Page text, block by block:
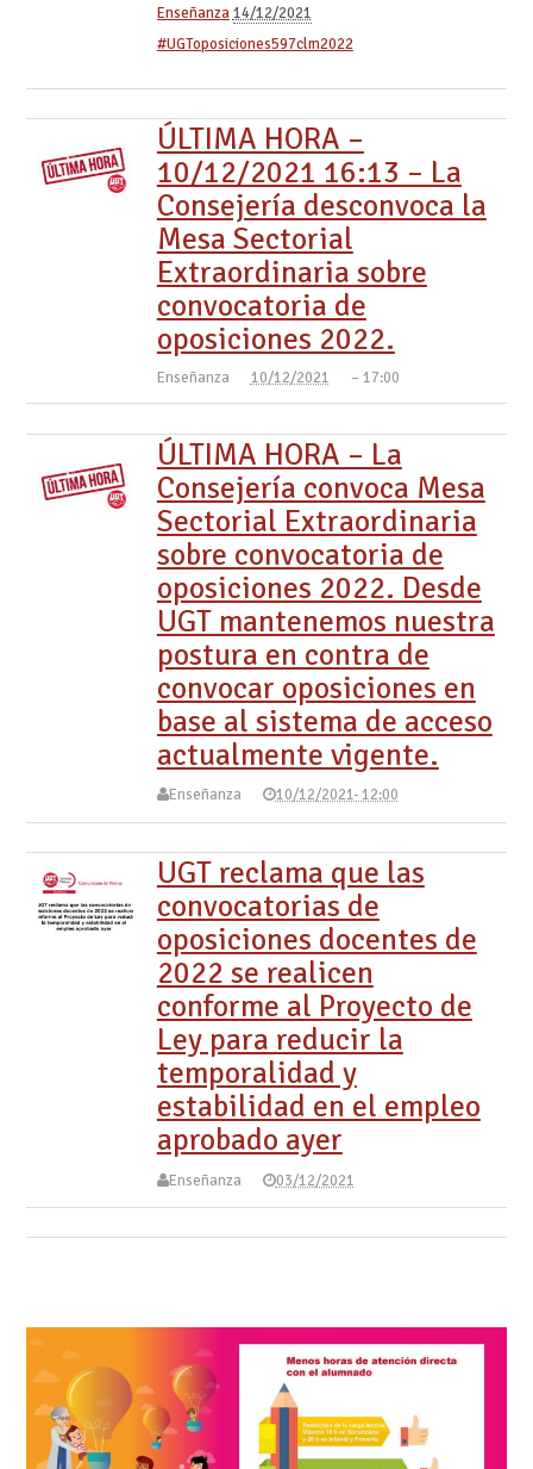
Enseñanza14/12/2021
#UGToposiciones597clm2022
ÚLTIMA HORA –
10/12/2021 16:13 – La
Consejería desconvoca la
Mesa Sectorial
Extraordinaria sobre
convocatoria de
oposiciones 2022.
Enseñanza 10/12/2021 – 17:00
ÚLTIMA HORA – La
Consejería convoca Mesa
Sectorial Extraordinaria
sobre convocatoria de
oposiciones 2022. Desde
UGT mantenemos nuestra
postura en contra de
convocar oposiciones en
base al sistema de acceso
actualmente vigente.
Enseñanza 10/12/2021- 12:00
UGT reclama que las
convocatorias de
oposiciones docentes de
2022 se realicen
conforme al Proyecto de
Ley para reducir la
temporalidad y
estabilidad en el empleo
aprobado ayer
Enseñanza 03/12/2021